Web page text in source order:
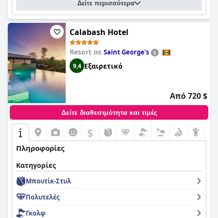
εξαιρετική επιλογή για όσους αναζητούν χαλαρωτικές και
ευχάριστες διακοπές.
Δείτε περισσότερα
Calabash Hotel
Resort σε Saint Georgeʼs
9,4 Εξαιρετικό
Από 720 $
Δείτε διαθεσιμότητα και τιμές
$
Πληροφορίες
Κατηγορίες
Μπουτίκ-Στυλ
Πολυτελές
Γκολφ